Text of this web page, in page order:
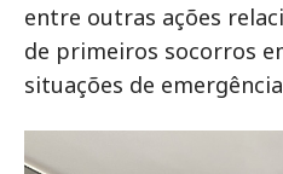
entre outras ações
de primeiros socorros
situações de